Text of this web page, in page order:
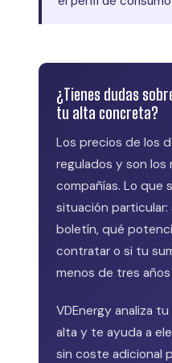
¿Tienes dudas
tu alta concreta?
Los precios de los
regulados y son los
compañías. Lo que
situación particular:
boletín, qué
contratar o si tu
menos de tres años
VDEnergy analiza
alta y te ayuda a
sin coste adicional